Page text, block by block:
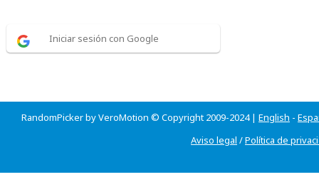
Iniciar sesión con Google
RandomPicker by VeroMotion © Copyright 2009-2024 | English -
Aviso legal /Política de